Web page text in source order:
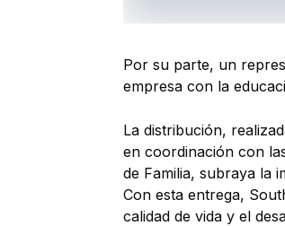
Por su parte, un
empresa con la
La distribución,
en coordinación con
de Familia, subraya la
Con esta entrega,
calidad de vida y el